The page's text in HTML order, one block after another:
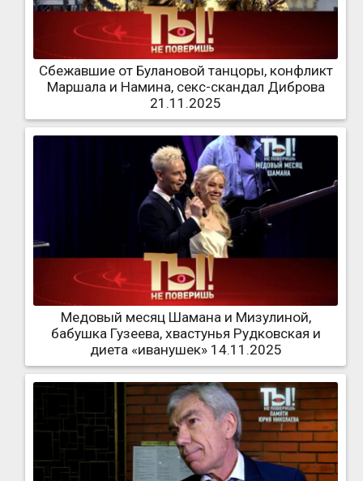
Сбежавшие от Булановой танцоры, конфликт
Маршала и Намина, секс-скандал Диброва
21.11.2025
Медовый месяц Шамана и Мизулиной,
бабушка Гузеева, хвастунья Рудковская и
диета «иванушек» 14.11.2025